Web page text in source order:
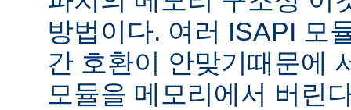
방법이다. 여러 ISAPI 모
간 호환이 안맞기때문에
모듈을 메모리에서 버린